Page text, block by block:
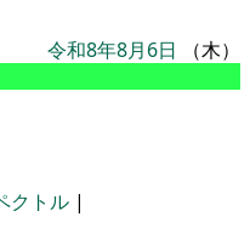
令和8年8月6日 （木）
クトル |